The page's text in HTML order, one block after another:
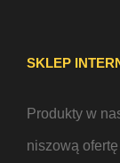
SKLEP
Produkty w
niszową